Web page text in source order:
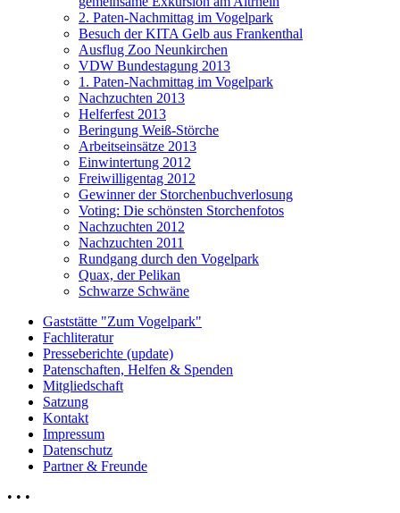
2. Paten-Nachmittag im Vogelpark
Besuch der KITA Gelb aus Frankenthal
Ausflug Zoo Neunkirchen
VDW Bundestagung 2013
1. Paten-Nachmittag im Vogelpark
Nachzuchten 2013
Helferfest 2013
Beringung Weiß-Störche
Arbeitseinsätze 2013
Einwintertung 2012
Freiwilligentag 2012
Gewinner der Storchenbuchverlosung
Voting: Die schönsten Storchenfotos
Nachzuchten 2012
Nachzuchten 2011
Rundgang durch den Vogelpark
Quax, der Pelikan
Schwarze Schwäne
Gaststätte "Zum Vogelpark"
Fachliteratur
Presseberichte (update)
Patenschaften, Helfen & Spenden
Mitgliedschaft
Satzung
Kontakt
Impressum
Datenschutz
Partner & Freunde
• • •